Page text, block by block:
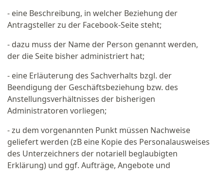
- eine Beschreibung, in welcher Beziehung der
Antragsteller zu der Facebook-Seite steht;
- dazu muss der Name der Person genannt werden,
der die Seite bisher administriert hat;
- eine Erläuterung des Sachverhalts bzgl. der
Beendigung der Geschäftsbeziehung bzw. des
Anstellungsverhältnisses der bisherigen
Administratoren vorliegen;
- zu dem vorgenannten Punkt müssen Nachweise
geliefert werden (zB eine Kopie des Personalausweises
des Unterzeichners der notariell beglaubigten
Erklärung) und ggf. Aufträge, Angebote und